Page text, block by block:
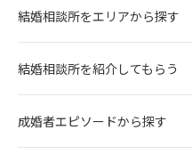
結婚相談所をエリアから探す
結婚相談所を紹介してもらう
成婚者エピソードから探す